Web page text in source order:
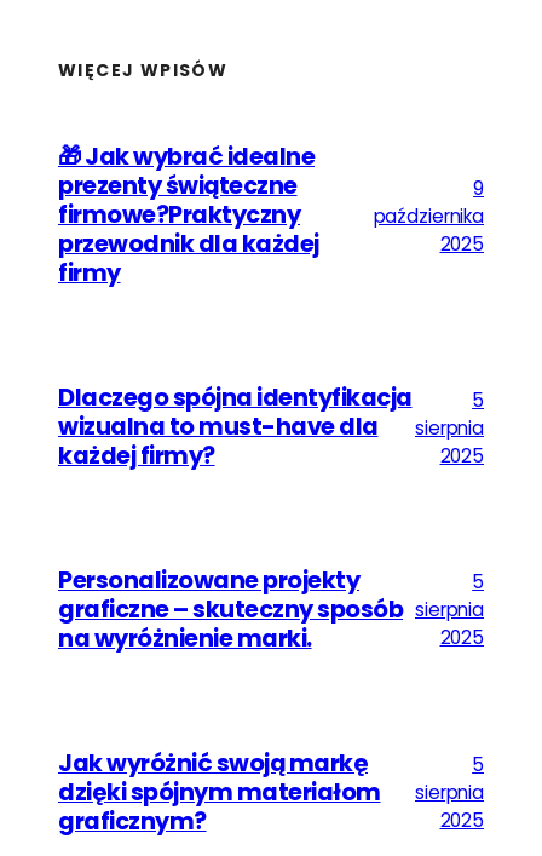
WIĘCEJ WPISÓW
🎁 Jak wybrać idealne
prezenty świąteczne
firmowe?Praktyczny
przewodnik dla każdej
firmy
9
października
2025
Dlaczego spójna identyfikacja
wizualna to must-have dla
każdej firmy?
5
sierpnia
2025
Personalizowane projekty
graficzne – skuteczny sposób
na wyróżnienie marki.
5
sierpnia
2025
Jak wyróżnić swoją markę
dzięki spójnym materiałom
graficznym?
5
sierpnia
2025